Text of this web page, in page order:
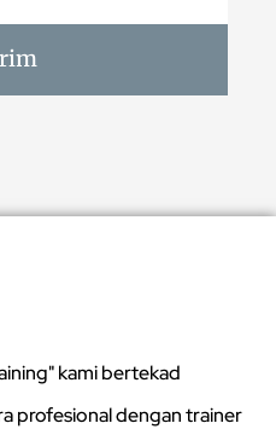
kami bertekad
profesional dengan trainer